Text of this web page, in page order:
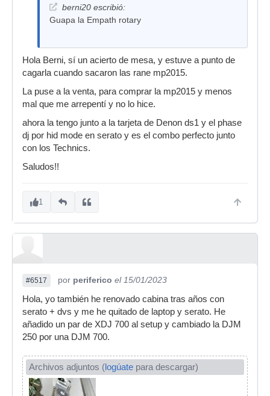
berni20 escribió:
Guapa la Empath rotary
Hola Berni, sí un acierto de mesa, y estuve a punto de
cagarla cuando sacaron las rane mp2015.
La puse a la venta, para comprar la mp2015 y menos
mal que me arrepentí y no lo hice.
ahora la tengo junto a la tarjeta de Denon ds1 y el phase
dj por hid mode en serato y es el combo perfecto junto
con los Technics.
Saludos!!
1
#6517 por periferico el 15/01/2023
Hola, yo también he renovado cabina tras años con
serato + dvs y me he quitado de laptop y serato. He
añadido un par de XDJ 700 al setup y cambiado la DJM
250 por una DJM 700.
Archivos adjuntos (logúate para descargar)